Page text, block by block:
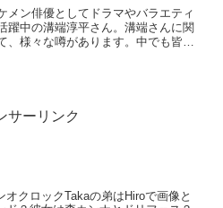
かい？
メン俳優としてドラマやバラエティ
躍中の溝端淳平さん。溝端さんに関
、様々な噂があります。中でも皆さ
サーリンク
オクロックTakaの弟はHiroで画像と